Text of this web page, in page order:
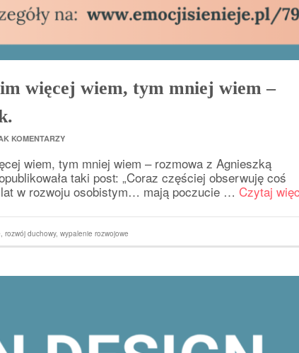
więcej wiem, tym mniej wiem –
KOMENTARZY
wiem, tym mniej wiem – rozmowa z Agnieszką
taki post: „Coraz częściej obserwuję coś
w rozwoju osobistym… mają poczucie … Czytaj
, rozwój duchowy, wypalenie rozwojowe